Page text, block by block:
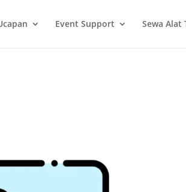
Event Support Sewa Alat